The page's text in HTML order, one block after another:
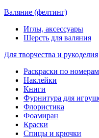
Валяние (фелтинг)
Иглы, аксессуары
Шерсть для валяния
Для творчества и рукоделия
Раскраски по номерам
Наклейки
Книги
Фурнитура для
Флористика
Фоамиран
Краски
Спицы и крючки